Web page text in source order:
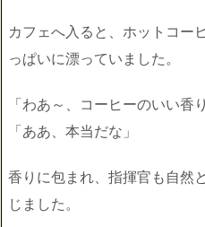
カフェへ入ると、ホットコー
っぱいに漂っていました。
「わあ～、コーヒーのいい香り
「ああ、本当だな」
香りに包まれ、指揮官も自然
じました。